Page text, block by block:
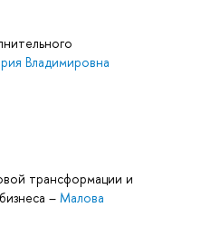
Владимировна
трансформации и
– Малова